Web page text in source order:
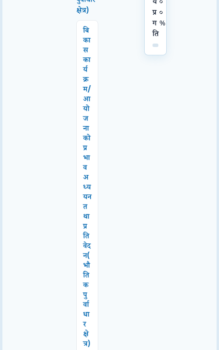
क्षेत्र)
बि
का
स
का
र्य
क्र
म/
आ
यो
ज
ना
को
प्र
भा
व
अ
ध्य
यन
त
था
प्र
ति
वेद
न(
भौ
ति
क
पु
र्वा
धा
र
क्षे
त्र)
प्र
ग
ति
०
%